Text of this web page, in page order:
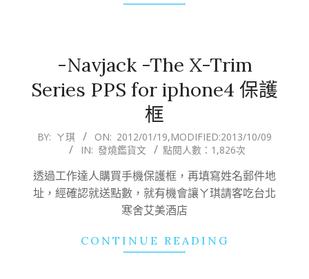
-Navjack -The X-Trim
Series PPS for iphone4 保護
框
2012-
19
BY: ㄚ琪 ON: 2012/01/19,MODIFIED:2013/10/09
IN: 發燒鑑貨文 點閱人數：1,826次
透過工作達人購買手機保護框，再填寫姓名郵件地
址，經確認就送點數，就有機會讓ㄚ琪請客吃台北
寒舍艾美酒店
CONTINUE READING